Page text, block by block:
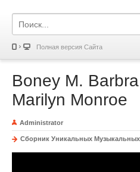
Полная версия Сайта
Boney M.
Marilyn Monroe
Administrator
Сборник Уникальных